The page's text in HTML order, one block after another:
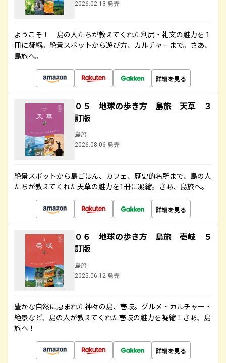
2026.02.13 発売
ようこそ！ 島の人たちが教えてくれた利尻・礼文の魅力を１
冊に凝縮。絶景スポットから遊び方、カルチャーまで。さあ、
島旅へ。
詳細を見る
０５ 地球の歩き方 島旅 天草 ３
訂版
島旅
2026.08.06 発売
絶景スポットから島ごはん、カフェ、歴史的名所まで、島の人
たちが教えてくれた天草の魅力を1冊に凝縮。さあ、島旅へ。
詳細を見る
０６ 地球の歩き方 島旅 壱岐 ５
訂版
島旅
2025.06.12 発売
豊かな自然に恵まれた神々の島、壱岐。グルメ・カルチャー・
絶景など、島の人が教えてくれた壱岐の魅力を凝縮！さあ、島
旅へ！
詳細を見る